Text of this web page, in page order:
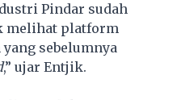
Pindar sudah
melihat platform
sebelumnya
,” ujar Entjik.